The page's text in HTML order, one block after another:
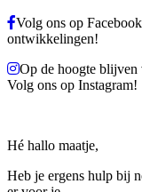
Volg ons op
ontwikkelingen!
Op de hoogte
Volg ons op Instagram!
Hé hallo maatje,
Heb je ergens hulp bij